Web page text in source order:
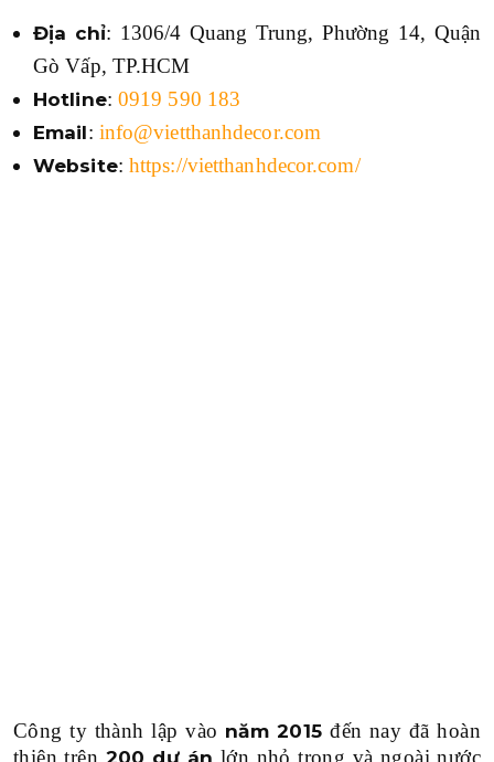
Địa chỉ: 1306/4 Quang Trung, Phường 14, Quận
Gò Vấp, TP.HCM
Hotline: 0919 590 183
Email: info@vietthanhdecor.com
Website: https://vietthanhdecor.com/
Công ty thành lập vào năm 2015 đến nay đã hoàn
thiện trên
lớn nhỏ trong và ngoài nước